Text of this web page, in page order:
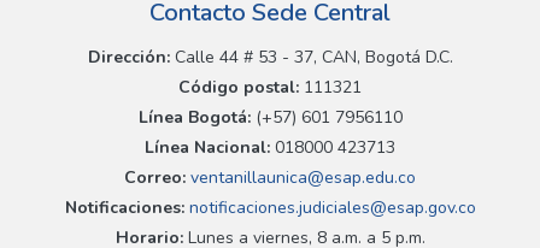
Contacto Sede Central
Dirección:Calle 44 # 53 - 37, CAN, Bogotá D.C.
Código postal: 111321
Línea Bogotá:(+57) 601 7956110
Línea Nacional: 018000 423713
Correo: ventanillaunica@esap.edu.co
Notificaciones:notificaciones.judiciales@esap.gov.co
Horario:Lunes a viernes, 8 a.m. a 5 p.m.